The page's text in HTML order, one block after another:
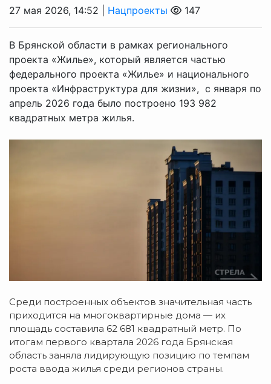
27 мая 2026, 14:52 | Нацпроекты 147
В Брянской области в рамках регионального
проекта «Жилье», который является частью
федерального проекта «Жилье» и национального
проекта «Инфраструктура для жизни», с января по
апрель 2026 года было построено 193 982
квадратных метра жилья.
Среди построенных объектов значительная часть
приходится на многоквартирные дома — их
площадь составила 62 681 квадратный метр. По
итогам первого квартала 2026 года Брянская
область заняла лидирующую позицию по темпам
роста ввода жилья среди регионов страны.